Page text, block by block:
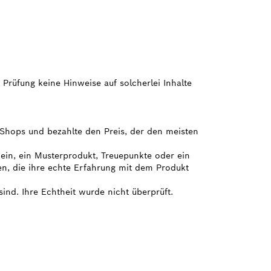
keine Hinweise auf solcherlei Inhalte
und bezahlte den Preis, der den meisten
ein Musterprodukt, Treuepunkte oder ein
die ihre echte Erfahrung mit dem Produkt
Ihre Echtheit wurde nicht überprüft.